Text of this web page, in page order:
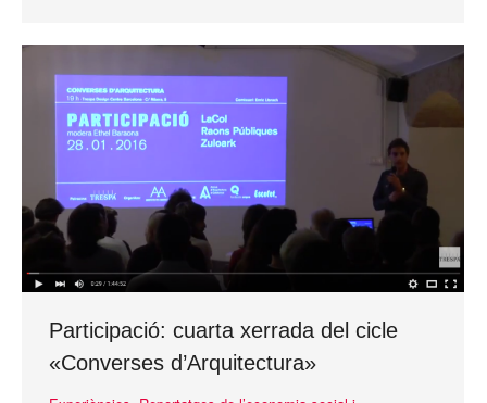
Participació: cuarta xerrada del cicle
«Converses d’Arquitectura»